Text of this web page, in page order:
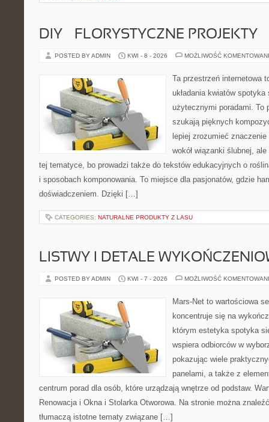
DIY – FLORYSTYCZNE PROJEKTY
POSTED BY ADMIN KWI - 8 - 2026 MOŻLIWOŚĆ
Ta przestrzeń internetowa
układania kwiatów
użytecznymi poradami. To
szukają pięknych
lepiej zrozumieć
wokół wiązanki ślubnej,
tej tematyce, bo prowadzi także do tekstów edukacyjnych o
i sposobach komponowania. To miejsce dla pasjonatów, gdzie
doświadczeniem. Dzięki […]
CATEGORIES: NATURALNE PRODUKTY Z LASU
LISTWY I DETALE
POSTED BY ADMIN KWI - 7 - 2026 MOŻLIWOŚĆ
Mars-Net to wartościowa
koncentruje się na
którym estetyka spotyka
wspiera odbiorców w
pokazując wiele
panelami, a także z
centrum porad dla osób, które urządzają wnętrze od podstaw.
Renowacja i Okna i Stolarka Otworowa. Na stronie można
tłumaczą istotne tematy związane […]